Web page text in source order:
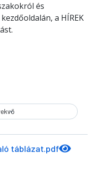
és
a HÍREK
táblázat.pdf